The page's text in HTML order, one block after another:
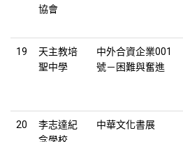
協會
19
天主教培
聖中學
中外合資企業001
號－困難與奮進
20
李志達紀
中華文化書展